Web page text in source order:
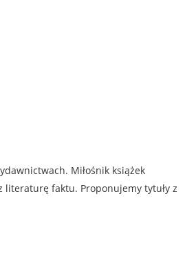
Miłośnik książek
literaturę faktu. Proponujemy tytuły z